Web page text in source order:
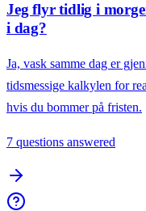
Jeg flyr tidlig i
i dag?
Ja, vask samme dag er
tidsmessige kalkylen for
hvis du bommer på fristen.
7 questions answered